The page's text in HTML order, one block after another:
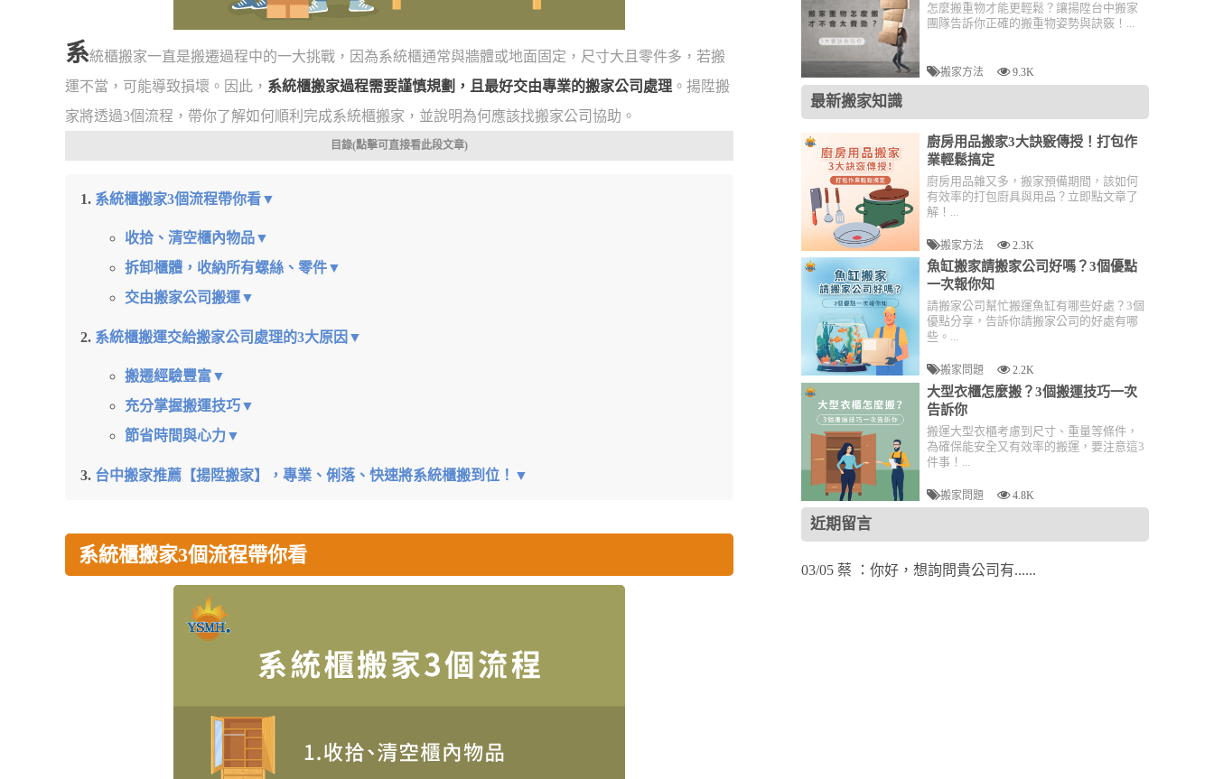
系統櫃搬家一直是搬遷過程中的一大挑戰，因為系統櫃通常與牆體或地面固定，尺寸大且零件多，若搬
運不當，可能導致損壞。因此， 系統櫃搬家過程需要謹慎規劃，且最好交由專業的搬家公司處理 。揚陞搬
家將透過3個流程，帶你了解如何順利完成系統櫃搬家，並說明為何應該找搬家公司協助。
目錄(點擊可直接看此段文章)
系統櫃搬家3個流程帶你看▼
收拾、清空櫃內物品▼
拆卸櫃體，收納所有螺絲、零件▼
交由搬家公司搬運▼
系統櫃搬運交給搬家公司處理的3大原因▼
搬遷經驗豐富▼
充分掌握搬運技巧▼
節省時間與心力▼
台中搬家推薦【揚陞搬家】，專業、俐落、快速將系統櫃搬到位！▼
系統櫃搬家3個流程帶你看
怎麼搬重物才能更輕鬆？讓揚陞台中搬家
團隊告訴你正確的搬重物姿勢與訣竅！...
搬家方法 9.3K
最新搬家知識
廚房用品搬家3大訣竅傳授！打包作
業輕鬆搞定
廚房用品雜又多，搬家預備期間，該如何
有效率的打包廚具與用品？立即點文章了
解！...
搬家方法 2.3K
魚缸搬家請搬家公司好嗎？3個優點
一次報你知
請搬家公司幫忙搬運魚缸有哪些好處？3個
優點分享，告訴你請搬家公司的好處有哪
些。...
搬家問題 2.2K
大型衣櫃怎麼搬？3個搬運技巧一次
告訴你
搬運大型衣櫃考慮到尺寸、重量等條件，
為確保能安全又有效率的搬運，要注意這3
件事！...
搬家問題 4.8K
近期留言
03/05 蔡 ：你好，想詢問貴公司有......